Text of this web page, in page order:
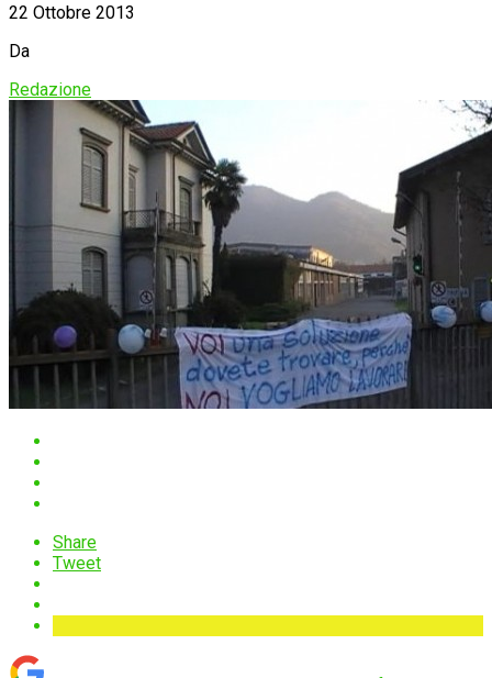
22 Ottobre 2013
Da
Redazione
Share
Tweet